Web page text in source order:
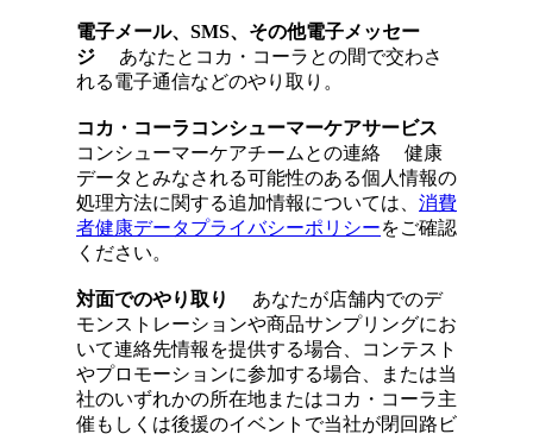
電子メール、 SMS、その他電子メッセー
ジ あなたとコカ・コーラとの間で交わさ
れる電子通信などのやり取り。
コカ・コーラコンシューマーケアサービス
コンシューマーケアチームとの連絡 健康
データとみなされる可能性のある個人情報の
処理方法に関する追加情報については、 消費
者健康データプライバシーポリシーをご確認
ください。
対面でのやり取り
あなたが店舗内でのデ
モンストレーションや商品サンプリングにお
いて連絡先情報を提供する場合、コンテスト
やプロモーションに参加する場合、または当
社のいずれかの所在地またはコカ・コーラ主
催もしくは後援のイベントで当社が閉回路ビ